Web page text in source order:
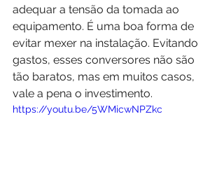
adequar a tensão da tomada ao
equipamento. É uma boa forma de
evitar mexer na instalação. Evitando
gastos, esses conversores não são
tão baratos, mas em muitos casos,
vale a pena o investimento.
https://youtu.be/5WMicwNPZkc